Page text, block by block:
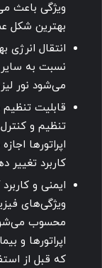
ویژگی باعث
بهترین شکل
انتقال انرژی
نسبت به
می‌شود نور
قابلیت تنظیم
تنظیم و
اپراتورها
کاربرد تغییر
ایمنی و
ویژگی‌های
محسوب
اپراتورها و
که قبل از